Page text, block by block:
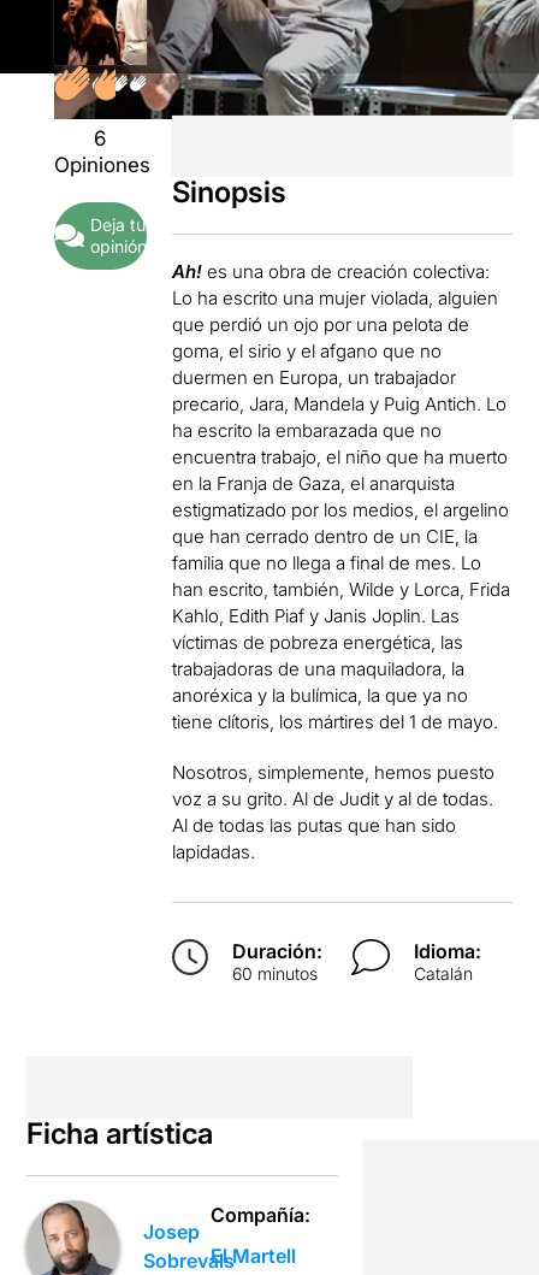
6
Opiniones
Deja tu
opinión
Sinopsis
Ah!es una obra de creación colectiva:
Lo ha escrito una mujer violada, alguien
que perdió un ojo por una pelota de
goma, el sirio y el afgano que no
duermen en Europa, un trabajador
precario, Jara, Mandela y Puig Antich. Lo
ha escrito la embarazada que no
encuentra trabajo, el niño que ha muerto
en la Franja de Gaza, el anarquista
estigmatizado por los medios, el argelino
que han cerrado dentro de un CIE, la
familia que no llega a final de mes. Lo
han escrito, también, Wilde y Lorca, Frida
Kahlo, Edith Piaf y Janis Joplin. Las
víctimas de pobreza energética, las
trabajadoras de una maquiladora, la
anoréxica y la bulímica, la que ya no
tiene clítoris, los mártires del 1 de mayo.
Nosotros, simplemente, hemos puesto
voz a su grito. Al de Judit y al de todas.
Al de todas las putas que han sido
lapidadas.
Duración:
60 minutos
Idioma:
Catalán
Ficha artística
Josep
Sobrevals
Compañía:
El Martell